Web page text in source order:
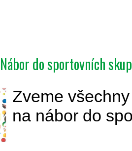
Nábor do sportovních
Zveme
na nábor do